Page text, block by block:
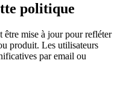
politique
mise à jour pour refléter
produit. Les utilisateurs
par email ou